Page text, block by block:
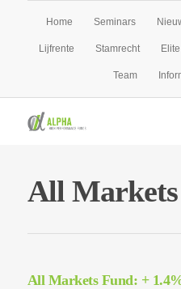
Home Seminars
Lijfrente Stamrecht
Team
All
All Markets Fund: +